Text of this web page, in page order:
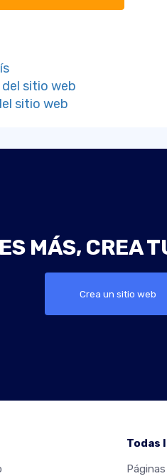
sitio web
sitio web
MÁS, CREA
Crea un sitio web
Todas